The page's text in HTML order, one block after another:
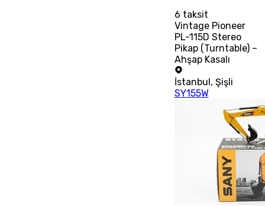
6 taksit
Vintage Pioneer
PL-115D Stereo
Pikap (Turntable) –
Ahşap Kasalı
İstanbul, Şişli
SY155W